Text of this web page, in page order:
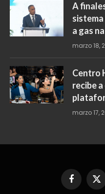
A
a gas
marzo 18,
Centro
recibe
marzo 17,
FacebookX